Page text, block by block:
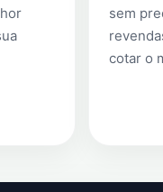
sem
cotar o